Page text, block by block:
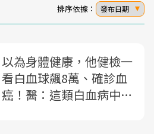
排序依據： 發布日期
以為身體健康，他健檢一
看白血球飆8萬、確診血
癌！醫：這類白血病中年